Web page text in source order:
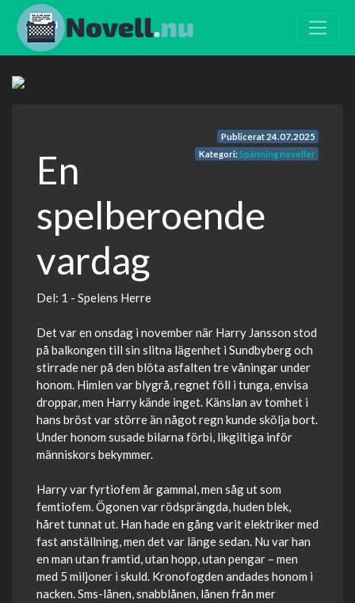
Publicerat 24.07.2025
Kategori:Spänning noveller
En
spelberoende
vardag
Del: 1 - Spelens Herre
Det var en onsdag i november när Harry Jansson stod
på balkongen till sin slitna lägenhet i Sundbyberg och
stirrade ner på den blöta asfalten tre våningar under
honom. Himlen var blygrå, regnet föll i tunga, envisa
droppar, men Harry kände inget. Känslan av tomhet i
hans bröst var större än något regn kunde skölja bort.
Under honom susade bilarna förbi, likgiltiga inför
människors bekymmer.
Harry var fyrtiofem år gammal, men såg ut som
femtiofem. Ögonen var rödsprängda, huden blek,
håret tunnat ut. Han hade en gång varit elektriker med
fast anställning, men det var länge sedan. Nu var han
en man utan framtid, utan hopp, utan pengar – men
med 5 miljoner i skuld. Kronofogden andades honom i
nacken. Sms-lånen, snabblånen, lånen från mer